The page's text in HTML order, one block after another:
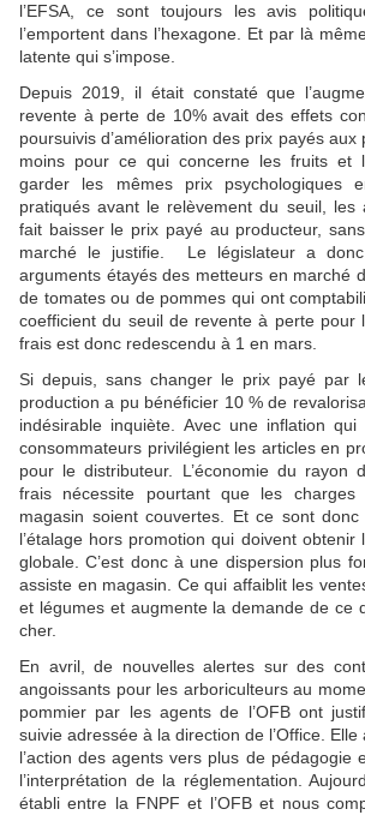
l’EFSA, ce sont toujours les avis
l’emportent dans l’hexagone. Et par là
latente qui s’impose.
Depuis 2019, il était constaté que
revente à perte de 10% avait des effets
poursuivis d’amélioration des prix payés aux
moins pour ce qui concerne les fruits et
garder les mêmes prix psychologiques
pratiqués avant le relèvement du seuil, les
fait baisser le prix payé au producteur,
marché le justifie. Le législateur a
arguments étayés des metteurs en marché
de tomates ou de pommes qui ont
coefficient du seuil de revente à perte pour
frais est donc redescendu à 1 en mars.
Si depuis, sans changer le prix payé par
production a pu bénéficier 10 % de
indésirable inquiète. Avec une inflation qui
consommateurs privilégient les articles en
pour le distributeur. L’économie du rayon
frais nécessite pourtant que les
magasin soient couvertes. Et ce sont
l’étalage hors promotion qui doivent obtenir
globale. C’est donc à une dispersion plus
assiste en magasin. Ce qui affaiblit les
et légumes et augmente la demande de ce
cher.
En avril, de nouvelles alertes sur des
angoissants pour les arboriculteurs au
pommier par les agents de l’OFB ont
suivie adressée à la direction de l’Office.
l’action des agents vers plus de pédagogie
l’interprétation de la réglementation.
établi entre la FNPF et l’OFB et nous